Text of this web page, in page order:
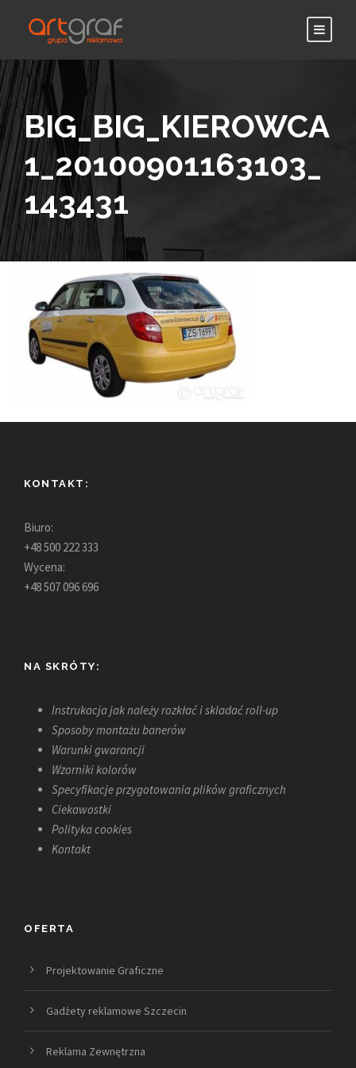
BIG_BIG_KIEROWCA
1_20100901163103_
143431
KONTAKT:
Biuro:
+48 500 222 333
Wycena:
+48 507 096 696
NA SKRÓTY:
Instrukacja jak należy rozkłać i skladać roll-up
Sposoby montażu banerów
Warunki gwarancji
Wzorniki kolorów
Specyfikacje przygotowania plików graficznych
Ciekawostki
Polityka cookies
Kontakt
OFERTA
Projektowanie Graficzne
Gadżety reklamowe Szczecin
Reklama Zewnętrzna